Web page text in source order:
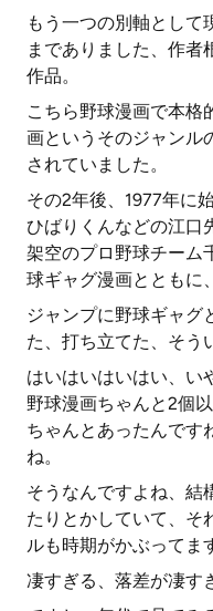
もう一つの別軸として
までありました、作者
作品。
こちら野球漫画で本格
画というそのジャンル
されていました。
その2年後、1977年に
ひばりくんなどの江口
架空のプロ野球チーム
球ギャグ漫画とともに、
ジャンプに野球ギャグ
た、打ち立てた、そう
はいはいはいはい、い
野球漫画ちゃんと2個
ちゃんとあったんです
ね。
そうなんですよね、結
たりとかしていて、そ
ルも時期がかぶってま
凄すぎる、落差が凄す